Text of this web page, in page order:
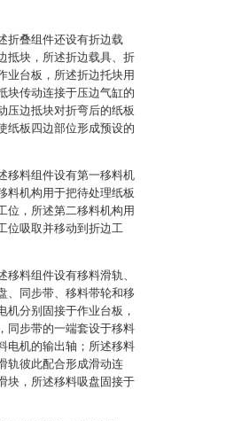
折叠组件还设有折边载
抵块，所述折边载具、折
业台板，所述折边托块用
块传动连接于压边气缸的
压边抵块对折弯后的纸板
纸板四边部位形成预设的
移料组件设有第一移料机
料机构用于把待处理纸板
位，所述第二移料机构用
位吸取并移动到折边工
料组件设有移料滑轨、
、同步带、移料带轮和移
机分别固接于作业台板，
同步带的一端套设于移料
电机的输出轴；所述移料
轨彼此配合形成滑动连
块，所述移料吸盘固接于